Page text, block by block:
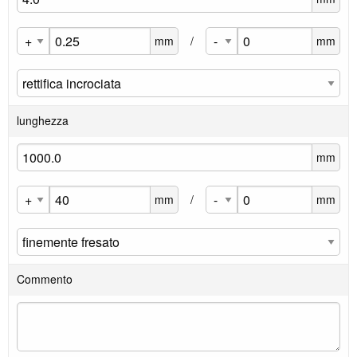
mm / mm
lunghezza
mm
mm / mm
Commento